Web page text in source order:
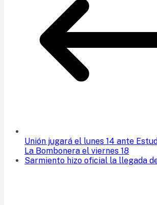
Unión jugará el lunes 14 ante
La Bombonera el viernes 18
Sarmiento hizo oficial la llegada